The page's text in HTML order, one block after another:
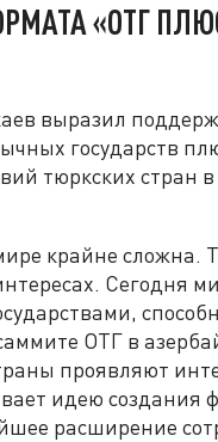
«ОТГ
выразил
государств
тюркских стран
крайне сложна.
Сегодня
ОТГ в
проявляют
идею создания
расширение